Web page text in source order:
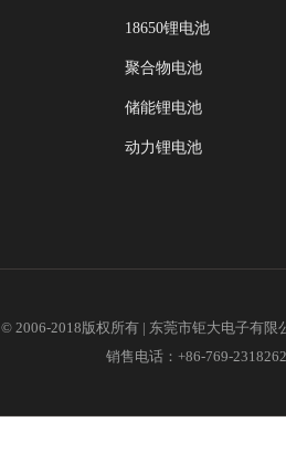
18650锂电池
聚合物电池
储能锂电池
动力锂电池
© 2006-2018版权所有 | 东莞市钜大电子有
销售电话：+86-769-